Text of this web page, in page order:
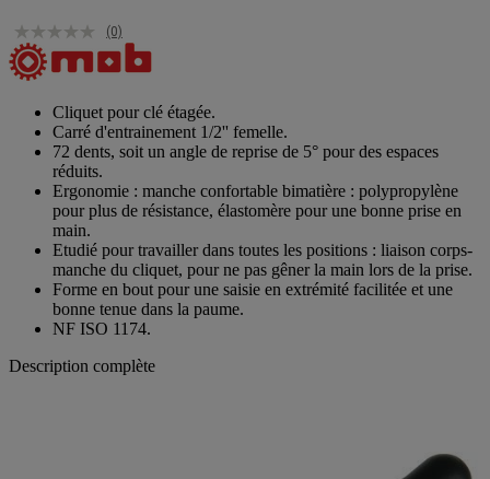
(0)
Cliquet pour clé étagée.
Carré d'entrainement 1/2'' femelle.
72 dents, soit un angle de reprise de 5° pour des espaces
réduits.
Ergonomie : manche confortable bimatière : polypropylène
pour plus de résistance, élastomère pour une bonne prise en
main.
Etudié pour travailler dans toutes les positions : liaison corps-
manche du cliquet, pour ne pas gêner la main lors de la prise.
Forme en bout pour une saisie en extrémité facilitée et une
bonne tenue dans la paume.
NF ISO 1174.
Description complète